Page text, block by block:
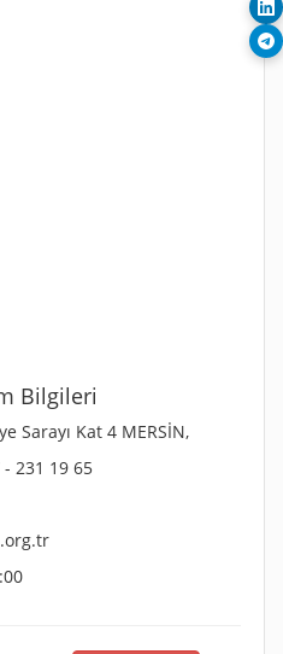
Bilgileri
Sarayı Kat 4 MERSİN,
231 19 65